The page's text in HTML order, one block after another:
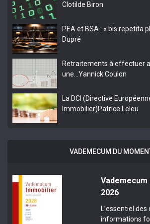
Clotilde Biron
PEA et BSA : « bis repetita
Dupré
Retraitements à effectuer
une… Yannick Coulon
La DCI (Directive
Immobilier)Patrice Leleu
VADEMECUM DU
2026
L’essentiel
informations